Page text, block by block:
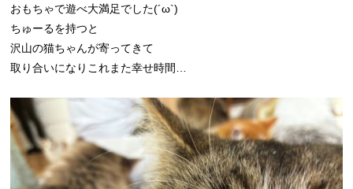
おもちゃで遊べ大満足でした(´ω`)
ちゅーるを持つと
沢山の猫ちゃんが寄ってきて
取り合いになりこれまた幸せ時間…